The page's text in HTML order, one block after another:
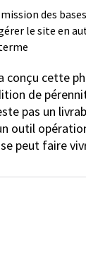
des
le site en
conçu cette
de
pas un
outil
peut faire